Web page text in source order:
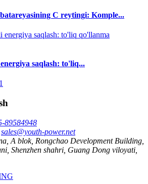
C reytingi: Komple...
saqlash: to'liq...
89584948
sales@youth-power.net
A blok, Rongchao Development Building,
Shenzhen shahri, Guang Dong viloyati,